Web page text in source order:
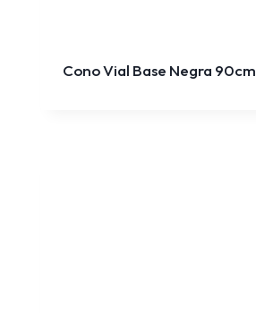
Cono Vial Base Negra 90cm